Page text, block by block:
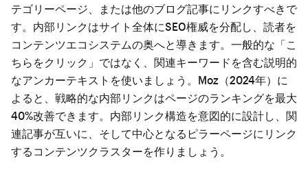
テゴリーページ、または他のブログ記事にリンクすべきで
す。内部リンクはサイト全体にSEO権威を分配し、読者を
コンテンツエコシステムの奥へと導きます。一般的な「こ
ちらをクリック」ではなく、関連キーワードを含む説明的
なアンカーテキストを使いましょう。Moz（2024年）に
よると、戦略的な内部リンクはページのランキングを最大
40%改善できます。内部リンク構造を意図的に設計し、関
連記事が互いに、そして中心となるピラーページにリンク
するコンテンツクラスターを作りましょう。